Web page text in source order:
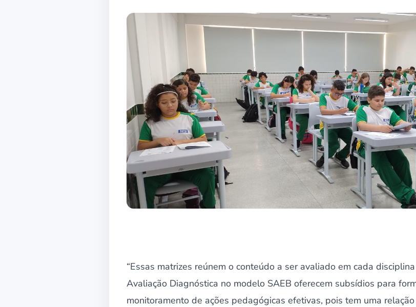
“Essas matrizes reúnem o conteúdo a ser avaliado em cada
Avaliação Diagnóstica no modelo SAEB oferecem subsídios para
monitoramento de ações pedagógicas efetivas, pois tem uma